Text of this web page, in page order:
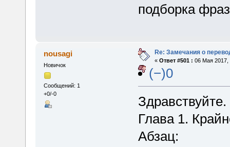
подборка
nousagi
Новичок
Сообщений: 1
+0/-0
Re: Замечания о
« Ответ #501 : 06 Мая 2017,
(−)0
Здравствуйте.
Глава 1.
Абзац: